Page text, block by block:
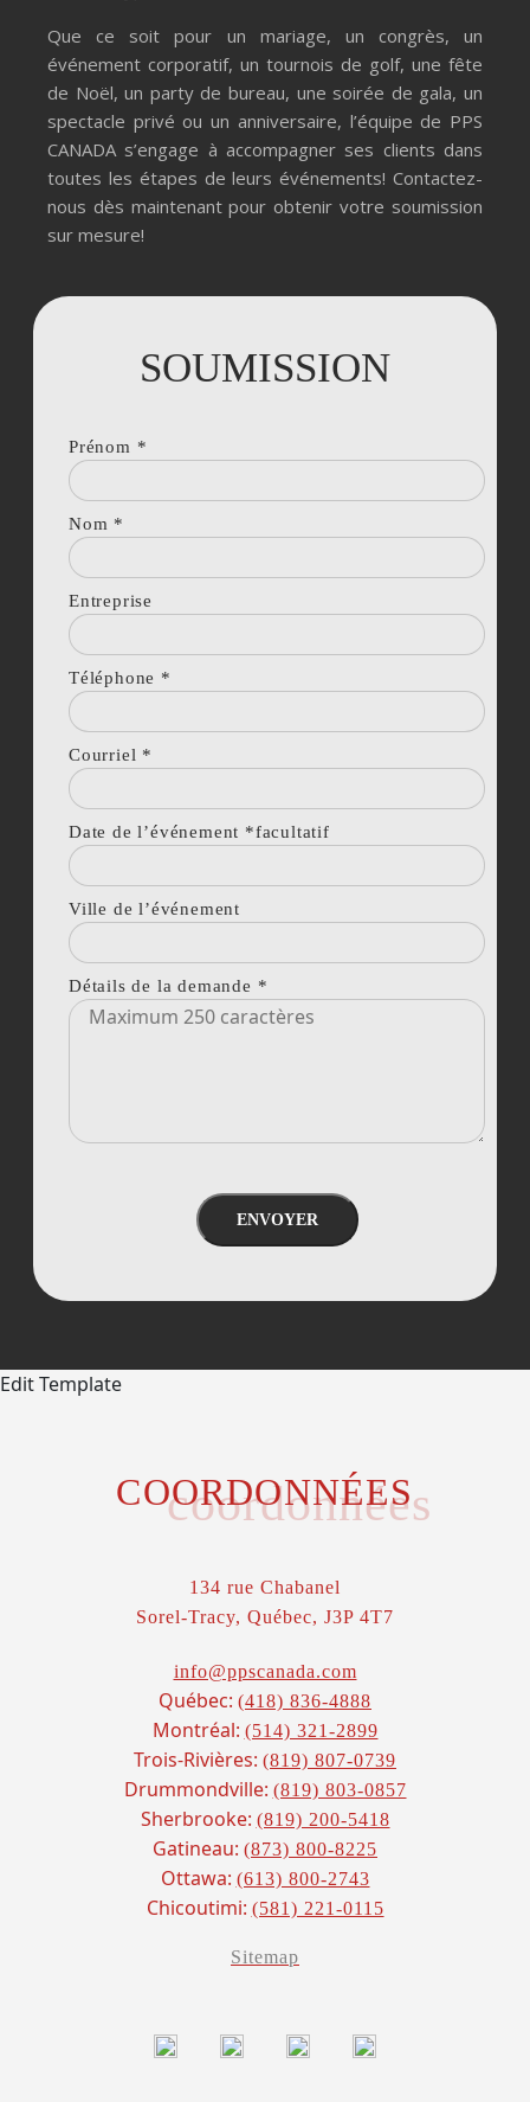
Que ce soit pour un mariage, un congrès, un
événement corporatif, un tournois de golf, une fête
de Noël, un party de bureau, une soirée de gala, un
spectacle privé ou un anniversaire, l’équipe de PPS
CANADA s’engage à accompagner ses clients dans
toutes les étapes de leurs événements! Contactez-
nous dès maintenant pour obtenir votre soumission
sur mesure!
SOUMISSION
Prénom *
Nom *
Entreprise
Téléphone *
Courriel *
Date de l’événement *facultatif
Ville de l’événement
Détails de la demande *
ENVOYER
Edit Template
COORDONNÉES
coordonnées
134 rue Chabanel
Sorel-Tracy, Québec, J3P 4T7
info@ppscanada.com
Québec: (418) 836-4888
Montréal: (514) 321-2899
Trois-Rivières: (819) 807-0739
Drummondville: (819) 803-0857
Sherbrooke: (819) 200-5418
Gatineau: (873) 800-8225
Ottawa: (613) 800-2743
Chicoutimi: (581) 221-0115
Sitemap